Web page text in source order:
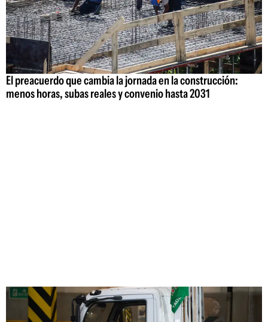
El preacuerdo que cambia la jornada en la construcción:
menos horas, subas reales y convenio hasta 2031